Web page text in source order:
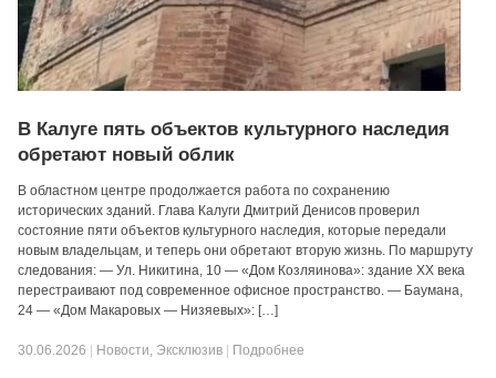
В Калуге пять объектов культурного наследия
обретают новый облик
В областном центре продолжается работа по сохранению
исторических зданий. Глава Калуги Дмитрий Денисов проверил
состояние пяти объектов культурного наследия, которые передали
новым владельцам, и теперь они обретают вторую жизнь. По маршруту
следования: — Ул. Никитина, 10 — «Дом Козляинова»: здание XX века
перестраивают под современное офисное пространство. — Баумана,
24 — «Дом Макаровых — Низяевых»: […]
30.06.2026 Новости, Эксклюзив Подробнее